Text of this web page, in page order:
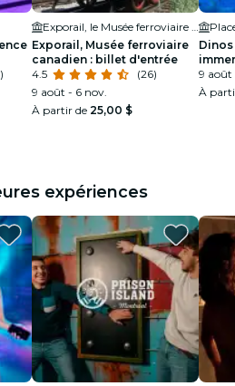
Exporail, le Musée ferroviaire canadien
Exporail, Musée ferroviaire
canadien : billet d'entrée
4.5
(26)
9 août - 6 nov.
À partir de 25,00 $
9 août
À
expériences